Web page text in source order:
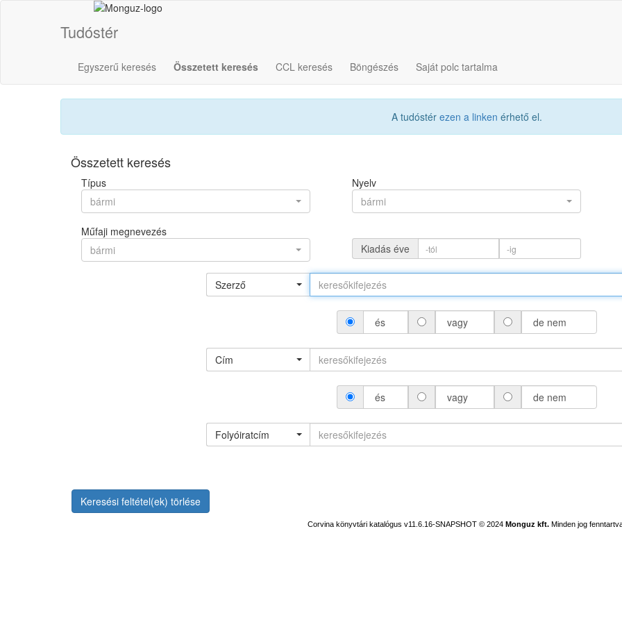
Tudóstér
Egyszerű keresés Összetett keresés CCL keresés Böngészés Saját polc tartalma
A tudóstér ezen a linken érhető el.
Összetett keresés
Típus
bármi
Nyelv
bármi
Műfaji megnevezés
bármi
Kiadás éve
Szerző
és vagy de nem
Cím
és vagy de nem
Folyóiratcím
Keresési feltétel(ek) törlése
Corvina könyvtári katalógus v11.6.16-SNAPSHOT © 2024 Monguz kft. Minden jog